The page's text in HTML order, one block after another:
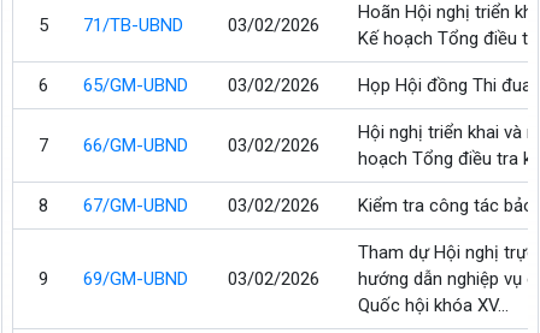
5 71/TB-UBND 03/02/2026
Hoãn Hội nghị triển
Kế hoạch Tổng điều
6 65/GM-UBND 03/02/2026 Họp Hội đồng Thi
7 66/GM-UBND 03/02/2026
Hội nghị triển khai và
hoạch Tổng điều tra
8 67/GM-UBND 03/02/2026 Kiểm tra công tác bảo
9 69/GM-UBND 03/02/2026
Tham dự Hội nghị
hướng dẫn nghiệp vụ
Quốc hội khóa XV...